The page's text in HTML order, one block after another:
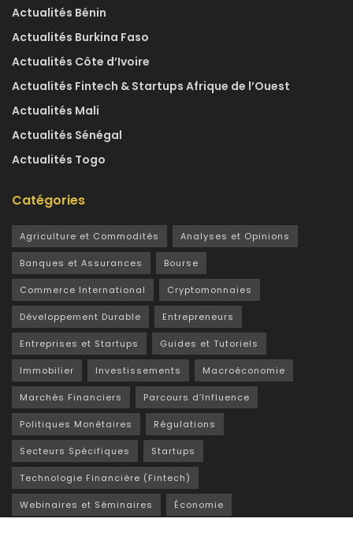
Actualités Bénin
Actualités Burkina Faso
Actualités Côte d’Ivoire
Actualités Fintech & Startups Afrique de l’Ouest
Actualités Mali
Actualités Sénégal
Actualités Togo
Catégories
Agriculture et Commodités Analyses et Opinions
Banques et Assurances Bourse
Commerce International Cryptomonnaies
Développement Durable Entrepreneurs
Entreprises et Startups Guides et Tutoriels
Immobilier Investissements Macroéconomie
Marchés Financiers Parcours d’Influence
Politiques Monétaires Régulations
Secteurs Spécifiques Startups
Technologie Financière (Fintech)
Webinaires et Séminaires Économie